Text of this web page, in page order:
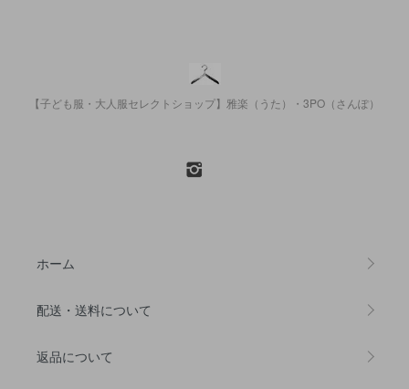
【子ども服・大人服セレクトショップ】雅楽（うた）・3PO（さんぽ）
ホーム
配送・送料について
返品について